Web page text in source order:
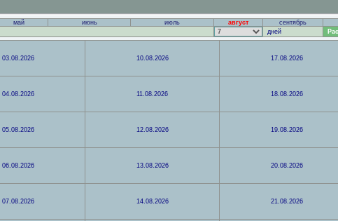
май июнь июль август сентябрь
дней
03.08.2026 10.08.2026 17.08.2026
04.08.2026 11.08.2026 18.08.2026
05.08.2026 12.08.2026 19.08.2026
06.08.2026 13.08.2026 20.08.2026
07.08.2026 14.08.2026 21.08.2026